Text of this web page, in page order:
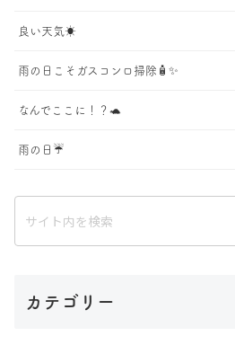
良い天気☀️
雨の日こそガスコンロ掃除🧴✨
なんでここに！？🐢
雨の日☔️
カテゴリー